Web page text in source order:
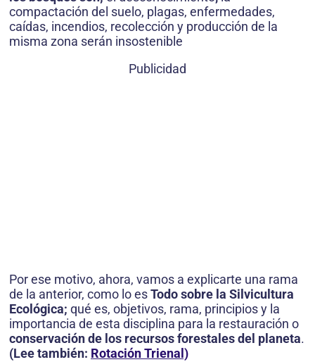
compactación del suelo, plagas, enfermedades,
caídas, incendios, recolección y producción de la
misma zona serán insostenible
Publicidad
Por ese motivo, ahora, vamos a explicarte una rama
de la anterior, como lo esTodo sobre la Silvicultura
Ecológica; qué es, objetivos, rama, principios y la
importancia de esta disciplina para la restauración o
conservación de los recursos forestales del planeta.
(Lee también: Rotación Trienal)